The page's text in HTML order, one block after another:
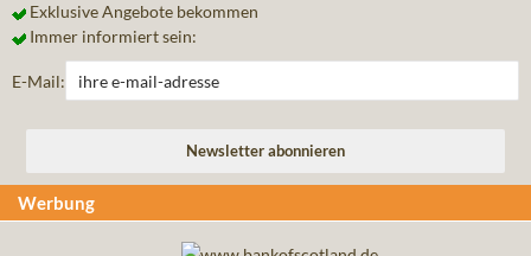
Exklusive Angebote bekommen
Immer informiert sein:
E-Mail:
Werbung